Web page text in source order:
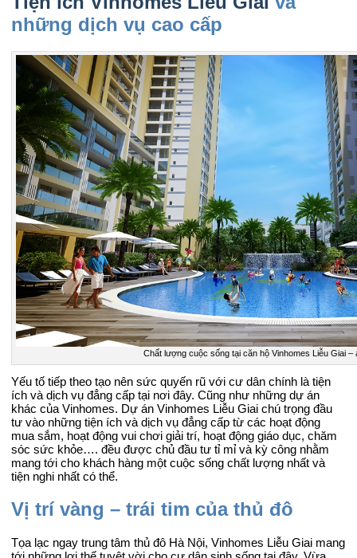
những dịch vụ cao cấp
Chất lượng cuộc sống tại căn hộ Vinhomes Liễu Giai –
Yếu tố tiếp theo tạo nên sức quyến rũ với cư dân chính là tiện
ích và dịch vụ đẳng cấp tại nơi đây. Cũng như những dự án
khác của Vinhomes. Dự án Vinhomes Liễu Giai chú trọng đầu
tư vào những tiện ích và dịch vụ đẳng cấp từ các hoạt động
mua sắm, hoạt động vui chơi giải trí, hoạt động giáo dục, chăm
sóc sức khỏe…. đều được chủ đầu tư tỉ mỉ và kỳ công nhằm
mang tới cho khách hàng một cuộc sống chất lượng nhất và
tiện nghi nhất có thể.
Vị trí vàng – trái tim của thủ đô
Tọa lạc ngay trung tâm thủ đô Hà Nội, Vinhomes Liễu Giai mang